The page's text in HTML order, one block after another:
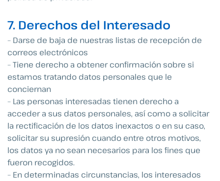
7. Derechos del Interesado
– Darse de baja de nuestras listas de recepción de
correos electrónicos
– Tiene derecho a obtener confirmación sobre si
estamos tratando datos personales que le
conciernan
– Las personas interesadas tienen derecho a
acceder a sus datos personales, así como a solicitar
la rectificación de los datos inexactos o en su caso,
solicitar su supresión cuando entre otros motivos,
los datos ya no sean necesarios para los fines que
fueron recogidos.
– En determinadas circunstancias, los interesados